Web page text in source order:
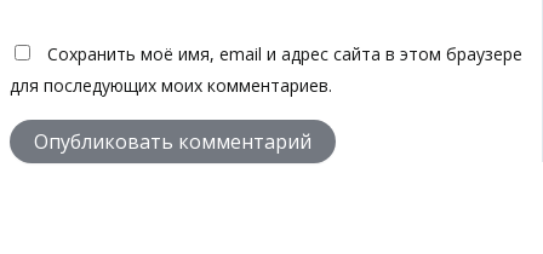
Сохранить моё имя, email и адрес сайта в этом браузере
для последующих моих комментариев.